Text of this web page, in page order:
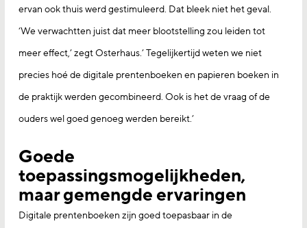
ervan ook thuis werd gestimuleerd. Dat bleek niet het geval.
‘We verwachtten juist dat meer blootstelling zou leiden tot
meer effect,’ zegt Osterhaus.’ Tegelijkertijd weten we niet
precies hoé de digitale prentenboeken en papieren boeken in
de praktijk werden gecombineerd. Ook is het de vraag of de
ouders wel goed genoeg werden bereikt.’
Goede
toepassingsmogelijkheden,
maar gemengde ervaringen
Digitale prentenboeken zijn goed toepasbaar in de